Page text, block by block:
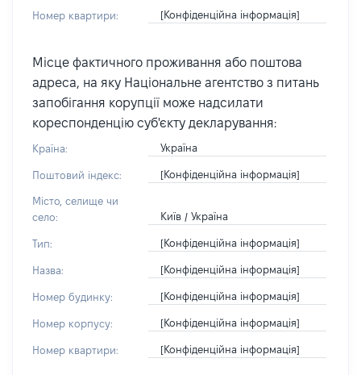
Номер квартири: [Конфіденційна інформація]
Місце фактичного проживання або поштова
адреса, на яку Національне агентство з питань
запобігання корупції може надсилати
кореспонденцію суб'єкту декларування:
Країна: Україна
Поштовий індекс: [Конфіденційна інформація]
Місто, селище чи
село:
Київ / Україна
Тип: [Конфіденційна інформація]
Назва: [Конфіденційна інформація]
Номер будинку: [Конфіденційна інформація]
Номер корпусу: [Конфіденційна інформація]
Номер квартири: [Конфіденційна інформація]